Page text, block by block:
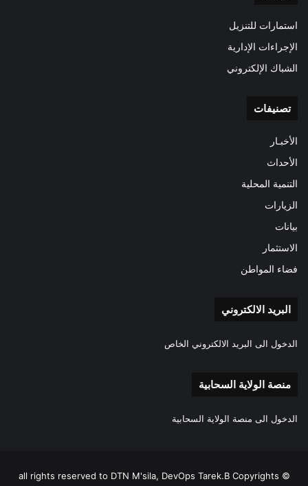
استمارات للتنزيل
الإجراءات الإدارية
الشباك الإلكتروني
تصنيفات
الأخبـار
الأحداث
التنمية المحلية
الزيارات
بيانات
الاستثمار
فضاء المواطن
البريد الالكتروني
الدخول الى البريد الالكتروني الخاص
منصة الولاية السحابية
الدخول الى منصة الولاية السحابية
all rights reserved to DTN M'sila, DevOps Tarek.B Copyrights ©